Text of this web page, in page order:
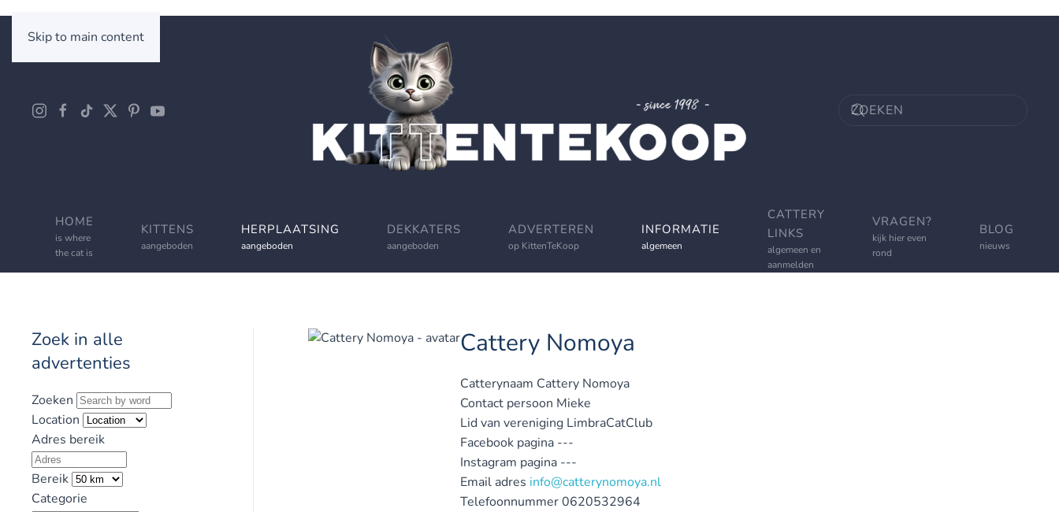
Skip to main content
HOME
is where
the cat is
KITTENS
aangeboden
HERPLAATSING
aangeboden
DEKKATERS
aangeboden
ADVERTEREN
op KittenTeKoop
INFORMATIE
algemeen
CATTERY
LINKS
algemeen en
aanmelden
VRAGEN?
kijk hier even
rond
BLOG
nieuws
Cattery Nomoya
Catterynaam Cattery Nomoya
Contact persoon Mieke
Lid van vereniging LimbraCatClub
Facebook pagina ---
Instagram pagina ---
Email adres info@catterynomoya.nl
Telefoonnummer0620532964
Zoek in alle
advertenties
Zoeken
Location
Adres bereik
Bereik
Categorie